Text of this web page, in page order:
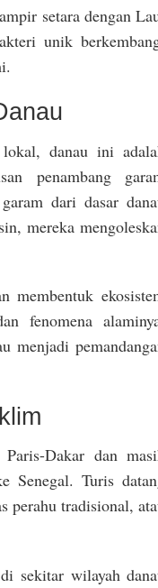
setara dengan
unik
danau ini
penambang
dari dasar
mereka
membentuk
fenomena
menjadi
Dakar dan
Senegal. Turis
perahu tradisional,
sekitar wilayah